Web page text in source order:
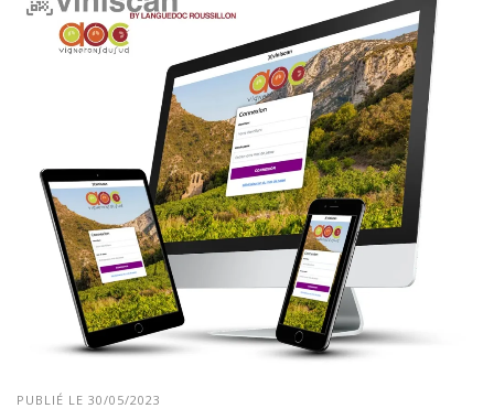
PUBLIÉ LE 30/05/2023